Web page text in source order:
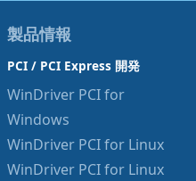
製品情報
PCI / PCI Express 開発
WinDriver PCI for
Windows
WinDriver PCI for Linux
WinDriver PCI for Linux